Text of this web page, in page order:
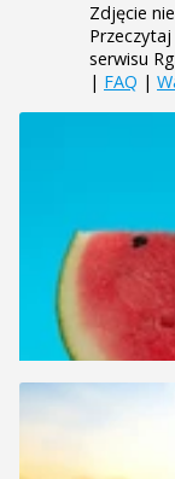
Zdjęcie
serwisu
| FAQ |